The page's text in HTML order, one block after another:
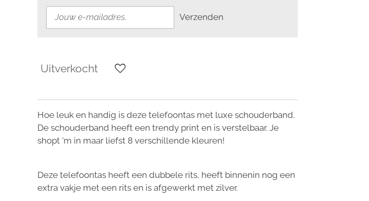
Verzenden
Uitverkocht
Hoe leuk en handig is deze telefoontas met luxe schouderband.
De schouderband heeft een trendy print en is verstelbaar. Je
shopt 'm in maar liefst 8 verschillende kleuren!
Deze telefoontas heeft een dubbele rits, heeft binnenin nog een
extra vakje met een rits en is afgewerkt met zilver.